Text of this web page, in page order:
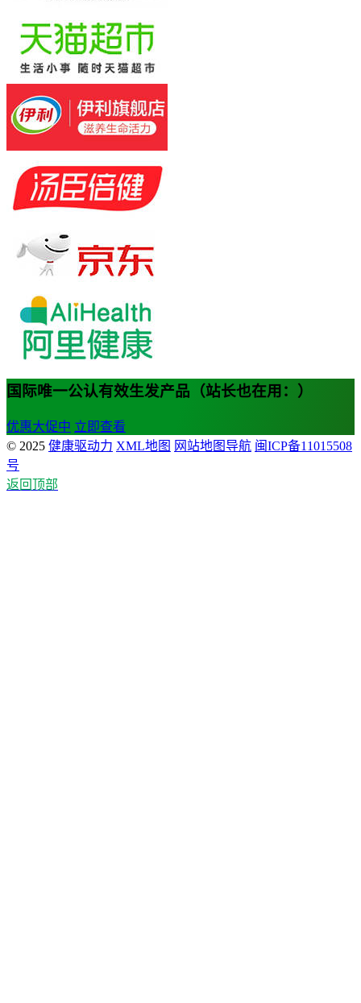
国际唯一公认有效生发产品（站长也在用：）
优惠大促中 立即查看
© 2025 健康驱动力 XML地图 网站地图导航 闽ICP备11015508
号
返回顶部